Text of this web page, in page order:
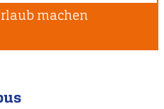
machen